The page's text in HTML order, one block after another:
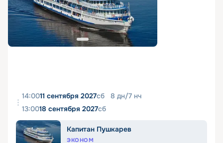
14:0011 сентября 2027сб 8 дн/7 нч
13:0018 сентября 2027сб
Капитан Пушкарев
ЭКОНОМ